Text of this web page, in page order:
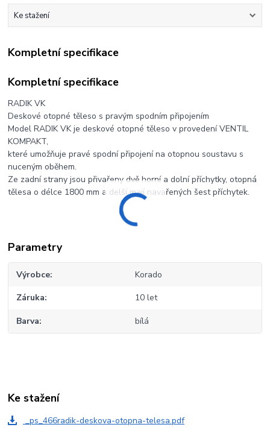
Ke stažení
Kompletní specifikace
Kompletní specifikace
RADIK VK
Deskové otopné těleso s pravým spodním připojením
Model RADIK VK je deskové otopné těleso v provedení VENTIL
KOMPAKT,
které umožňuje pravé spodní připojení na otopnou soustavu s
nuceným oběhem.
Ze zadní strany jsou přivařeny dvě horní a dolní příchytky, otopná
tělesa o délce 1800 mm a delší mají navařených šest příchytek.
Parametry
Výrobce Korado
Záruka 10 let
Barva bílá
Ke stažení
_ps_466radik-deskova-otopna-telesa.pdf